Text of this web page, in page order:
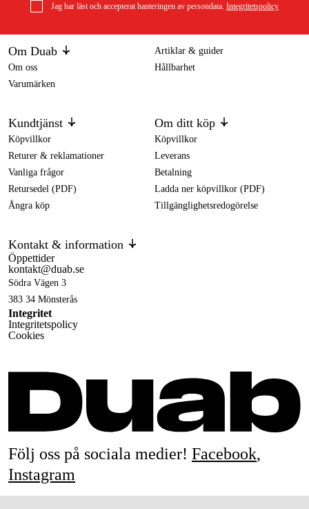
Jag har läst och accepterat hanteringen av persondata. Integritetspolicy
Om Duab
Om oss
Varumärken
Artiklar & guider
Hållbarhet
Kundtjänst
Köpvillkor
Returer & reklamationer
Vanliga frågor
Retursedel (PDF)
Ångra köp
Om ditt köp
Köpvillkor
Leverans
Betalning
Ladda ner köpvillkor (PDF)
Tillgänglighetsredogörelse
Kontakt & information
Öppettider
kontakt@duab.se
Södra Vägen 3
383 34 Mönsterås
Integritet
Integritetspolicy
Cookies
Följ oss på sociala medier! Facebook,
Instagram